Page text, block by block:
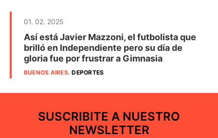
01. 02. 2025
Así está Javier Mazzoni, el futbolista que
brilló en Independiente pero su día de
gloria fue por frustrar a Gimnasia
BUENOS AIRES.DEPORTES
SUSCRIBITE A NUESTRO
NEWSLETTER